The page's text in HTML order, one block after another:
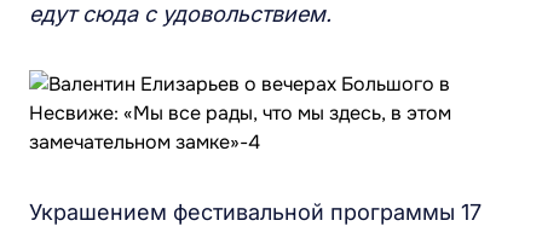
едут сюда с удовольствием.
Украшением фестивальной программы 17